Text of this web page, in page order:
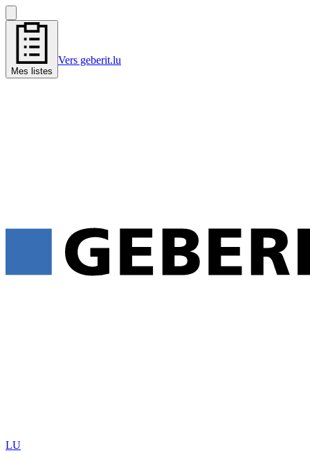
Mes listes
Vers geberit.lu
LU